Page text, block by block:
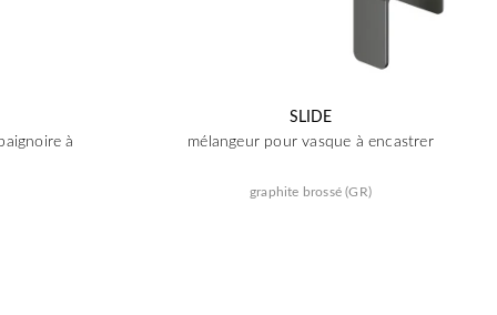
à
SLIDE
mélangeur pour vasque à encastrer
graphite brossé (GR)